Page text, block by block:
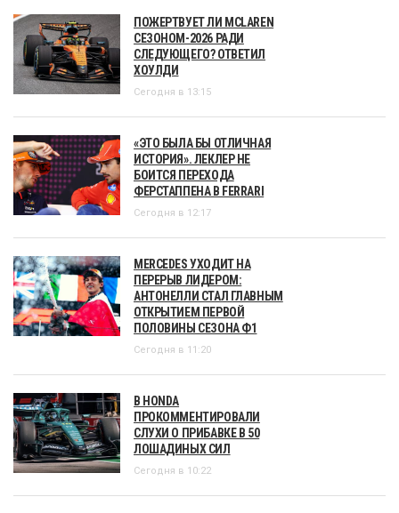
ПОЖЕРТВУЕТ ЛИ MCLAREN
СЕЗОНОМ-2026 РАДИ
СЛЕДУЮЩЕГО? ОТВЕТИЛ
ХОУЛДИ
Сегодня в 13:15
«ЭТО БЫЛА БЫ ОТЛИЧНАЯ
ИСТОРИЯ». ЛЕКЛЕР НЕ
БОИТСЯ ПЕРЕХОДА
ФЕРСТАППЕНА В FERRARI
Сегодня в 12:17
MERCEDES УХОДИТ НА
ПЕРЕРЫВ ЛИДЕРОМ:
АНТОНЕЛЛИ СТАЛ ГЛАВНЫМ
ОТКРЫТИЕМ ПЕРВОЙ
ПОЛОВИНЫ СЕЗОНА Ф1
Сегодня в 11:20
В HONDA
ПРОКОММЕНТИРОВАЛИ
СЛУХИ О ПРИБАВКЕ В 50
ЛОШАДИНЫХ СИЛ
Сегодня в 10:22